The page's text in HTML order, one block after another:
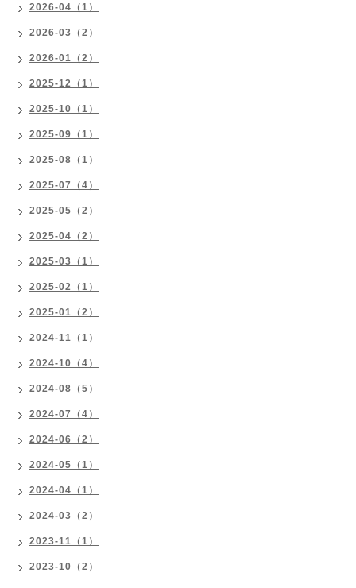
2026-04（1）
2026-03（2）
2026-01（2）
2025-12（1）
2025-10（1）
2025-09（1）
2025-08（1）
2025-07（4）
2025-05（2）
2025-04（2）
2025-03（1）
2025-02（1）
2025-01（2）
2024-11（1）
2024-10（4）
2024-08（5）
2024-07（4）
2024-06（2）
2024-05（1）
2024-04（1）
2024-03（2）
2023-11（1）
2023-10（2）